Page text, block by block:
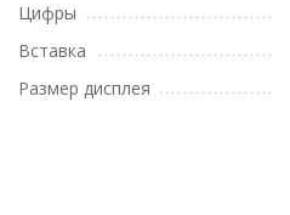
Цифры
Вставка
Размер дисплея